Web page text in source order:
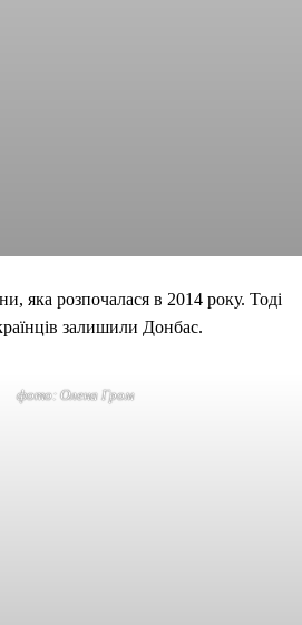
яка розпочалася в 2014 року. Тоді
залишили Донбас.
фото: Олена Гром